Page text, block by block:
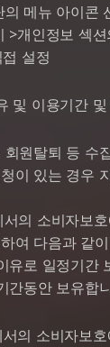
메뉴 아이콘
>개인정보 섹
설정
및 이용기간 및
원탈퇴 등 수
이 있는 경우
의 소비자보
여 다음과 같
유로 일정기간
간동안 보유합
의 소비자보